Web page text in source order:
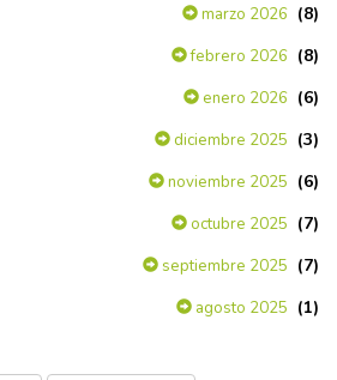
marzo 2026 (8)
febrero 2026 (8)
enero 2026 (6)
diciembre 2025 (3)
noviembre 2025 (6)
octubre 2025 (7)
septiembre 2025 (7)
agosto 2025 (1)